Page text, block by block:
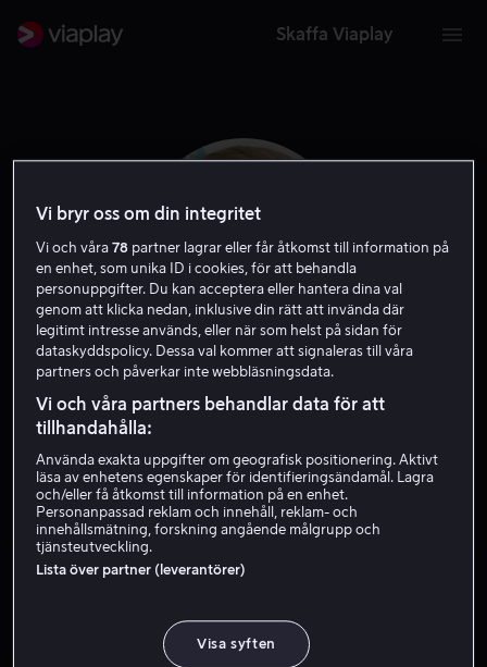
Skaffa Viaplay
Niamh Algar
Vi bryr oss om din integritet
Vi och våra78 partner lagrar eller får åtkomst till information på
en enhet, som unika ID i cookies, för att behandla
personuppgifter. Du kan acceptera eller hantera dina val
genom att klicka nedan, inklusive din rätt att invända där
legitimt intresse används, eller när som helst på sidan för
dataskyddspolicy. Dessa val kommer att signaleras till våra
partners och påverkar inte webbläsningsdata.
Vi och våra partners behandlar data för att
tillhandahålla:
Använda exakta uppgifter om geografisk positionering. Aktivt
läsa av enhetens egenskaper för identifieringsändamål. Lagra
och/eller få åtkomst till information på en enhet.
Personanpassad reklam och innehåll, reklam- och
innehållsmätning, forskning angående målgrupp och
tjänsteutveckling.
Lista över partner (leverantörer)
Visa syften